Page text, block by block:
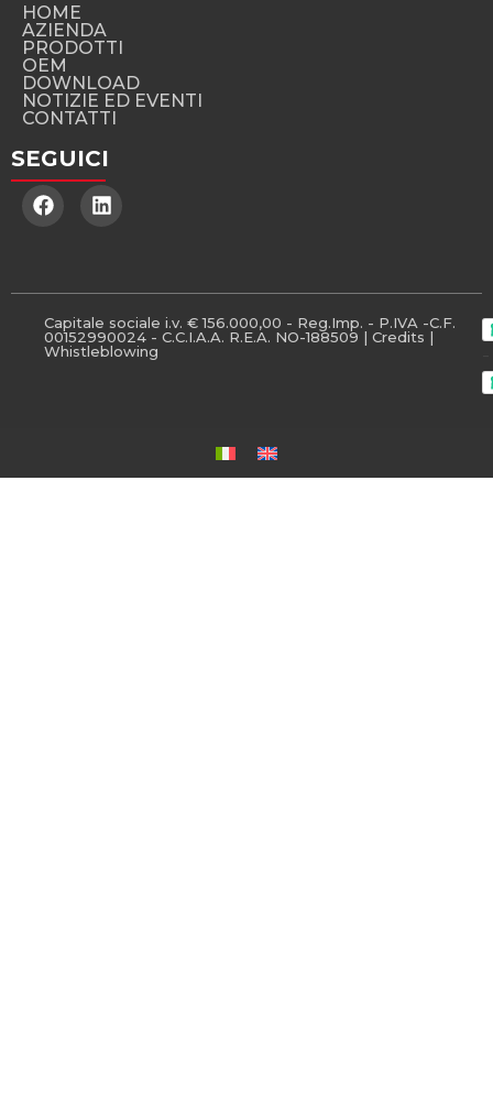
HOME
AZIENDA
PRODOTTI
OEM
DOWNLOAD
NOTIZIE ED EVENTI
CONTATTI
SEGUICI
Capitale sociale i.v. € 156.000,00 - Reg.Imp. - P.IVA -C.F.
00152990024 - C.C.I.A.A. R.E.A. NO-188509 | Credits |
Whistleblowing